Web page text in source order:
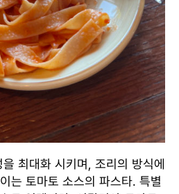
최대화 시키며, 조리의 방식에
는 토마토 소스의 파스타. 특별